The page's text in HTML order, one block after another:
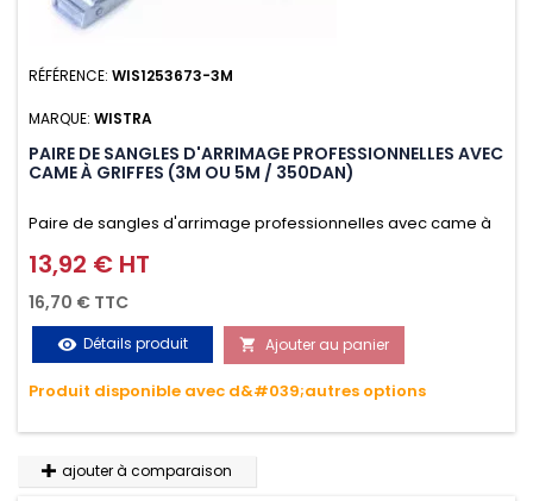
RÉFÉRENCE: WIS1253673-3M
MARQUE: WISTRA
PAIRE DE SANGLES D'ARRIMAGE PROFESSIONNELLES AVEC
CAME À GRIFFES (3M OU 5M / 350DAN)
Paire de sangles d'arrimage professionnelles avec came à
griffes (3M ou 5M / 350daN), simple et rapide d'utilisation.
Permet d'arrimer et de sécuriser vos chargements pendant
le transport. Matière polyester très résistante aux UV et aux
variations de températures, n'absorbe pas l'eau.
Prix
13,92 € HT
16,70 € TTC
visibility Détails produit  Ajouter au panier
Produit disponible avec d&#039;autres options
ajouter à comparaison